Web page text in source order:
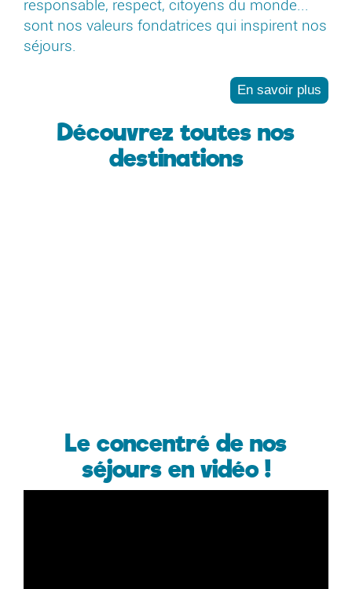
responsable, respect, citoyens du monde...
sont nos valeurs fondatrices qui inspirent nos
séjours.
En savoir plus
Découvrez toutes nos
destinations
Le concentré de nos
séjours en vidéo !